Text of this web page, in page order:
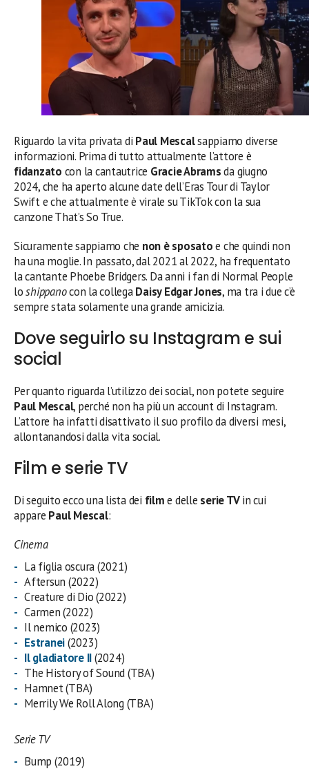
Riguardo la vita privata di Paul Mescalsappiamo diverse
informazioni. Prima di tutto attualmente l’attore è
fidanzato con la cantautrice Gracie Abramsda giugno
2024, che ha aperto alcune date dell’Eras Tour di Taylor
Swift e che attualmente è virale su TikTok con la sua
canzone That’s So True.
Sicuramente sappiamo che non è sposatoe che quindi non
ha una moglie. In passato, dal 2021 al 2022, ha frequentato
la cantante Phoebe Bridgers. Da anni i fan di Normal People
loshippanocon la collegaDaisy Edgar Jones, ma tra i due c’è
sempre stata solamente una grande amicizia.
Dove seguirlo su Instagram e sui
social
Per quanto riguarda l’utilizzo dei social, non potete seguire
Paul Mescal, perché non ha più un account di Instagram.
L’attore ha infatti disattivato il suo profilo da diversi mesi,
allontanandosi dalla vita social.
Film e serie TV
Di seguito ecco una lista dei filme delle serie TVin cui
appare Paul Mescal:
Cinema
La figlia oscura (2021)
Aftersun (2022)
Creature di Dio (2022)
Carmen (2022)
Il nemico (2023)
Estranei(2023)
Il gladiatore II(2024)
The History of Sound (TBA)
Hamnet (TBA)
Merrily We Roll Along (TBA)
Serie TV
Bump (2019)